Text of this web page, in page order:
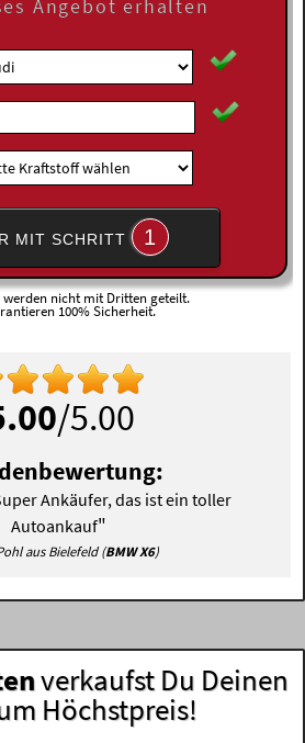
Angebot erhalten
MIT SCHRITT 1
werden nicht mit Dritten geteilt.
100% Sicherheit.
/5.00
Ankäufer, das ist ein toller
Autoankauf"
aus Bielefeld (BMW X6)
verkaufst Du Deinen
Höchstpreis!